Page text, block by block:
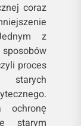
coraz
z
proces
starych
starym